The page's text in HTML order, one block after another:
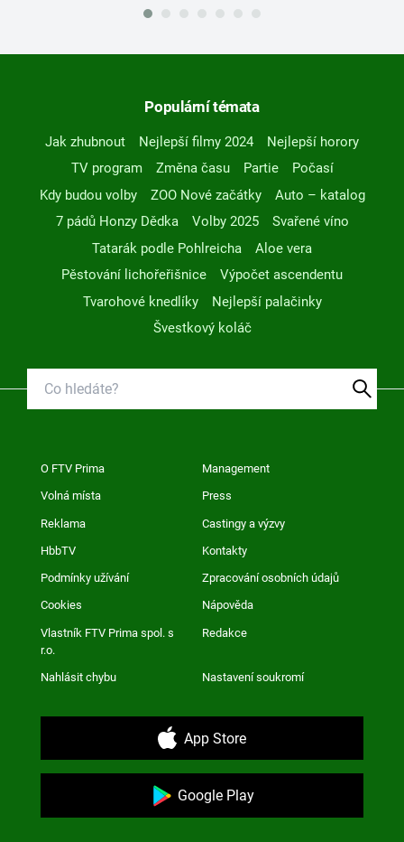
Populární témata
Jak zhubnout Nejlepší filmy 2024
Nejlepší horory
TV program
Změna času Partie
Počasí
Kdy budou volby
ZOO Nové začátky
Auto – katalog
7 pádů Honzy Dědka
Volby 2025
Svařené víno
Tatarák podle Pohlreicha
Aloe vera
Pěstování lichořeřišnice
Výpočet ascendentu
Tvarohové knedlíky
Nejlepší palačinky
Švestkový koláč
O FTV Prima Management
Volná místa Press
Reklama Castingy a výzvy
HbbTV Kontakty
Podmínky užívání Zpracování osobních údajů
Cookies Nápověda
Vlastník FTV Prima spol. s
r.o.
Redakce
Nahlásit chybu Nastavení soukromí
App Store
Google Play